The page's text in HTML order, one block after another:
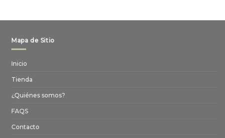
Mapa de Sitio
Inicio
Tienda
¿Quiénes somos?
FAQS
Contacto